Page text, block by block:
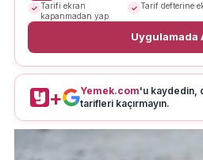
Tarifi ekran
kapanmadan yap
Tarif defterine
Uygulamada
+ Yemek.com'u kaydedin,
tarifleri kaçırmayın.